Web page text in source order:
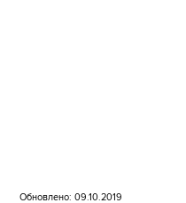
Обновлено: 09.10.2019